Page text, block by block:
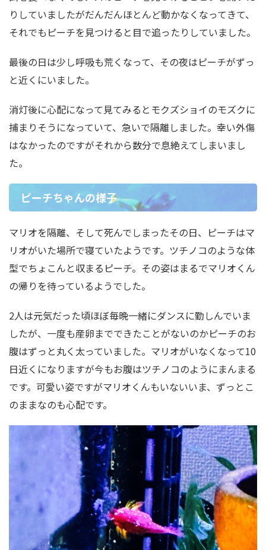
りしていましたがだんだんほとんど動かなくなってきて、
それでもピーチを見つけると目で追ったりしていました。
最後の日は少し呼吸も荒くなって、その夜はピーチがずっ
と近くにいました。
消灯後に心配になって見てみるとモクズショイのモズクに
捕まりそうになっていて、急いで隔離しました。幸い外傷
はなかったのですがそれから数分で息絶えてしまいまし
た。
ピーチちゃんの様子
マリオを隔離、そして死んでしまったその日、ピーチはマ
リオがいた場所で寝ていたようです。ツチノコのような体
型でちょこんと収まるピーチ。その姿はまるでマリオくん
の帰りを待っているようでした。
2人は元気だった頃ほぼ毎晩一緒にダンスに勤しんでいま
したが、一度も産卵までできたことがないのかピーチのお
腹はずっと丸く太っていました。マリオがいなくなって10
日近くになりますが今もお腹はツチノコのようにまんまる
です。可愛い姿ですがマリオくんもいないいま、ずっとこ
のままなのも心配です。